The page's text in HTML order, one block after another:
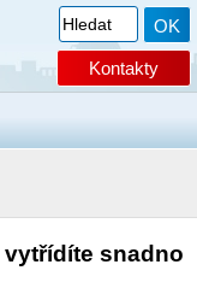
Kontakty
snadno